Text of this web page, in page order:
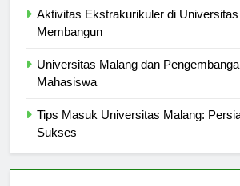
Aktivitas Ekstrakurikuler di Universitas
Universitas Malang dan
Tips Masuk Universitas Malang: